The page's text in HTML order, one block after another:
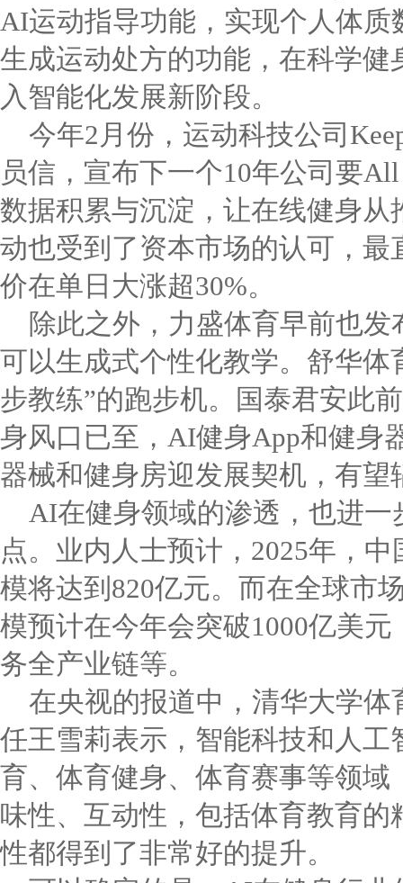
AI运动指导功能，实现个人体
生成运动处方的功能，在科学健
入智能化发展新阶段。
今年2月份，运动科技公司
员信，宣布下一个10年公司要
数据积累与沉淀，让在线健身从
动也受到了资本市场的认可，最
价在单日大涨超30%。
除此之外，力盛体育早前也发
可以生成式个性化教学。舒华体
步教练”的跑步机。国泰君安此
身风口已至，AI健身App和健身
器械和健身房迎发展契机，有望
AI在健身领域的渗透，也进一
点。业内人士预计，2025年，
模将达到820亿元。而在全球市
模预计在今年会突破1000亿美
务全产业链等。
在央视的报道中，清华大学
任王雪莉表示，智能科技和人工
育、体育健身、体育赛事等领域
味性、互动性，包括体育教育的
性都得到了非常好的提升。